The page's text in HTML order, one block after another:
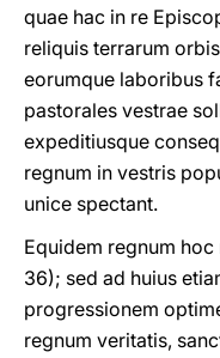
quae hac in re
reliquis terrarum
eorumque laboribus
pastorales vestrae
expeditiusque
regnum in vestris
unice spectant.
Equidem regnum
36); sed ad huius
progressionem
regnum veritatis,